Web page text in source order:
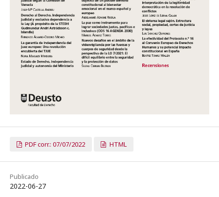
PDF corr.: 07/07/2022 HTML
Publicado
2022-06-27